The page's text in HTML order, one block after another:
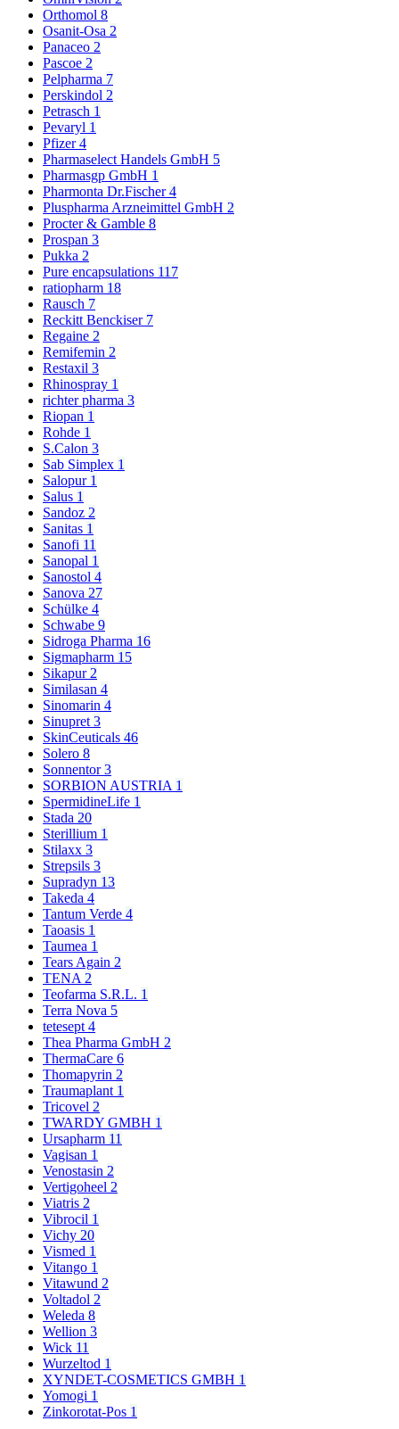
Orthomol 8
Osanit-Osa 2
Panaceo 2
Pascoe 2
Pelpharma 7
Perskindol 2
Petrasch 1
Pevaryl 1
Pfizer4
Pharmaselect Handels GmbH 5
Pharmasgp GmbH 1
Pharmonta Dr.Fischer4
Pluspharma Arzneimittel GmbH 2
Procter & Gamble 8
Prospan 3
Pukka 2
Pure encapsulations 117
ratiopharm 18
Rausch 7
Reckitt Benckiser 7
Regaine 2
Remifemin 2
Restaxil 3
Rhinospray 1
richter pharma 3
Riopan 1
Rohde 1
S.Calon 3
Sab Simplex 1
Salopur 1
Salus 1
Sandoz 2
Sanitas 1
Sanofi 11
Sanopal 1
Sanostol 4
Sanova 27
Schülke 4
Schwabe 9
Sidroga Pharma 16
Sigmapharm 15
Sikapur 2
Similasan 4
Sinomarin 4
Sinupret 3
SkinCeuticals 46
Solero 8
Sonnentor3
SORBION AUSTRIA 1
SpermidineLife 1
Stada 20
Sterillium 1
Stilaxx 3
Strepsils 3
Supradyn 13
Takeda 4
Tantum Verde 4
Taoasis 1
Taumea 1
Tears Again 2
TENA 2
Teofarma S.R.L. 1
Terra Nova 5
tetesept 4
Thea Pharma GmbH 2
ThermaCare 6
Thomapyrin 2
Traumaplant 1
Tricovel 2
TWARDY GMBH 1
Ursapharm 11
Vagisan 1
Venostasin 2
Vertigoheel 2
Viatris 2
Vibrocil 1
Vichy 20
Vismed 1
Vitango 1
Vitawund 2
Voltadol 2
Weleda 8
Wellion 3
Wick 11
Wurzeltod 1
XYNDET-COSMETICS GMBH 1
Yomogi 1
Zinkorotat-Pos 1